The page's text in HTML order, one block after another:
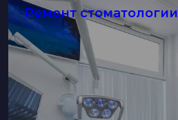
Ремонт стоматологии